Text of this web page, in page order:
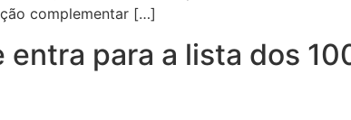
complementar […]
para a lista dos